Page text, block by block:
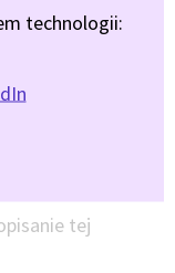
postać, która
tej
technologii: